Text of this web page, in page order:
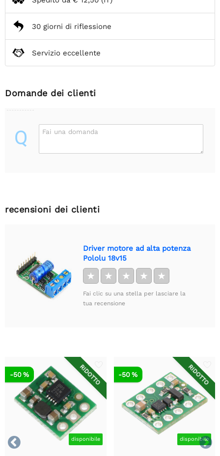
30 giorni di riflessione
Servizio eccellente
Domande dei clienti
Q Fai una domanda
recensioni dei clienti
Driver motore ad alta potenza
Pololu 18v15
★ ★ ★ ★ ★
Fai clic su una stella per lasciare la
tua recensione


RIDOTTO
disponibile
-50 % RIDOTTO
disponibile
-50 %